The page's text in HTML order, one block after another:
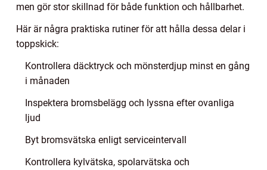
men gör stor skillnad för både funktion och hållbarhet.
Här är några praktiska rutiner för att hålla dessa delar i
toppskick:
Kontrollera däcktryck och mönsterdjup minst en gång
i månaden
Inspektera bromsbelägg och lyssna efter ovanliga
ljud
Byt bromsvätska enligt serviceintervall
Kontrollera kylvätska, spolarvätska och